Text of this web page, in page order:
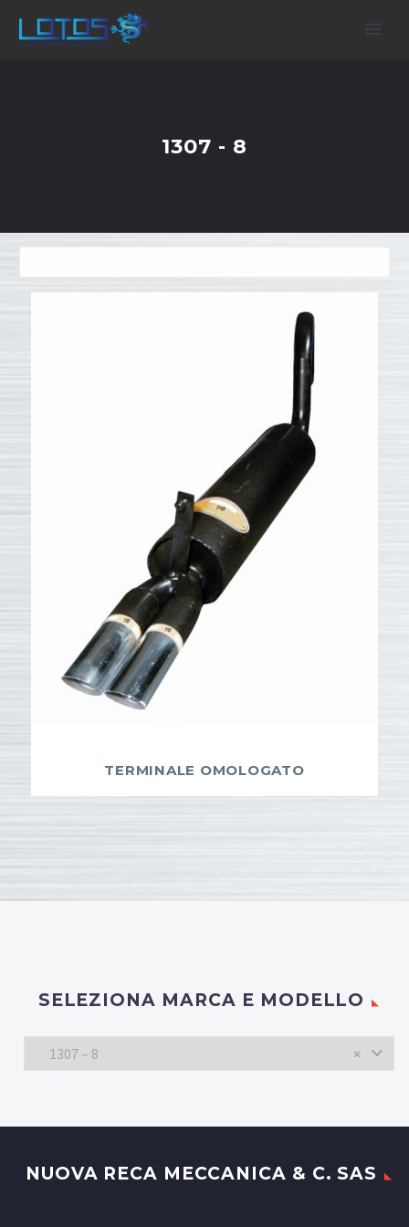
1307 - 8
TERMINALE OMOLOGATO
SELEZIONA MARCA E MODELLO
×
1307 – 8
NUOVA RECA MECCANICA & C. SAS